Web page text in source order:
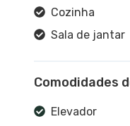
Cozinha
Sala de jantar
Comodidades
Elevador